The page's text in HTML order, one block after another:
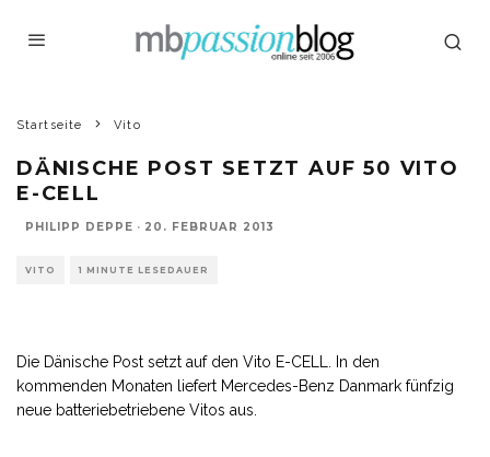
Startseite Vito
DÄNISCHE POST SETZT AUF 50 VITO
E-CELL
PHILIPP DEPPE · 20. FEBRUAR 2013
VITO 1 MINUTE LESEDAUER
Die Dänische Post setzt auf den Vito E-CELL. In den
kommenden Monaten liefert Mercedes-Benz Danmark fünfzig
neue batteriebetriebene Vitos aus.